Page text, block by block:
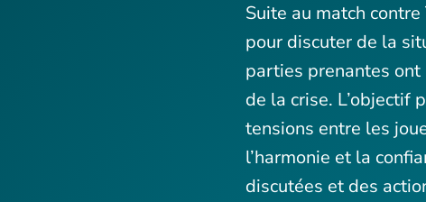
Suite au match contre
pour discuter de la
parties prenantes
de la crise. L’objectif
tensions entre les
l’harmonie et la
discutées et des